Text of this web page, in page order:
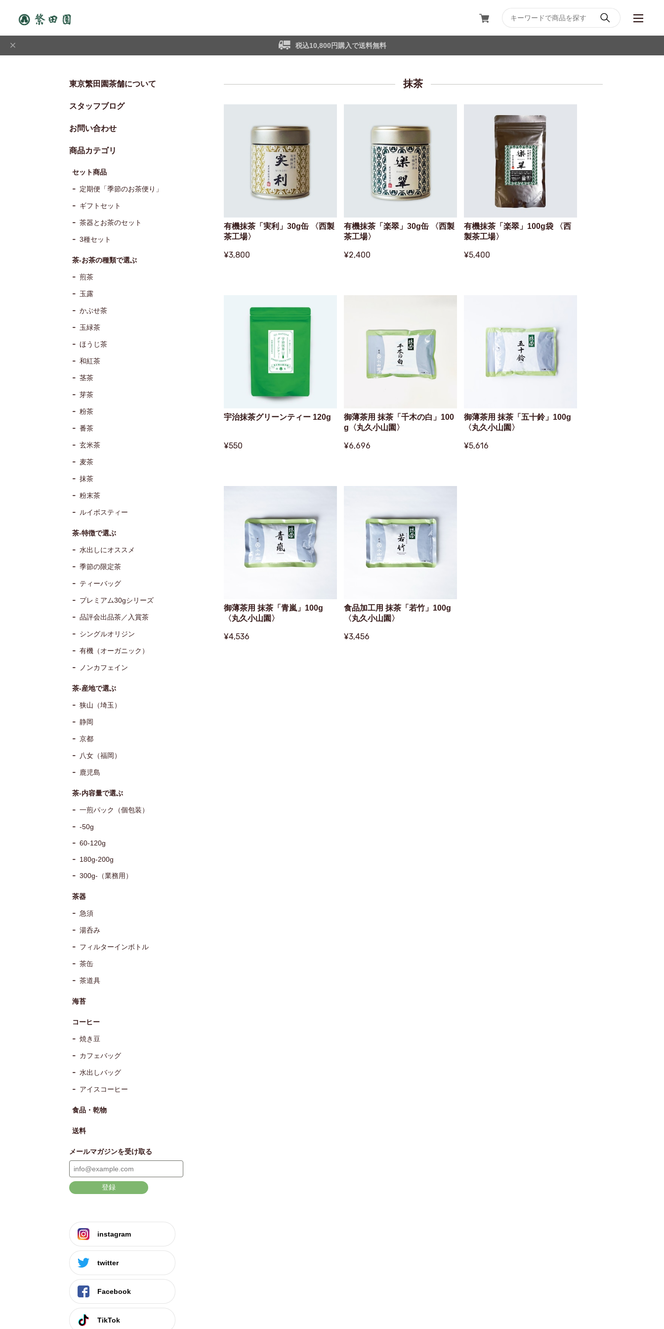
税込10,800円購入で送料無料
東京繁田園茶舗について
スタッフブログ
お問い合わせ
商品カテゴリ
セット商品
定期便「季節のお茶便り」
ギフトセット
茶器とお茶のセット
3種セット
茶-お茶の種類で選ぶ
煎茶
玉露
かぶせ茶
玉緑茶
ほうじ茶
和紅茶
茎茶
芽茶
粉茶
番茶
玄米茶
麦茶
抹茶
粉末茶
ルイボスティー
茶-特徴で選ぶ
水出しにオススメ
季節の限定茶
ティーバッグ
プレミアム30gシリーズ
品評会出品茶／入賞茶
シングルオリジン
有機（オーガニック）
ノンカフェイン
茶-産地で選ぶ
狭山（埼玉）
静岡
京都
八女（福岡）
鹿児島
茶-内容量で選ぶ
一煎パック（個包装）
-50g
60-120g
180g-200g
300g-（業務用）
茶器
急須
湯呑み
フィルターインボトル
茶缶
茶道具
海苔
コーヒー
焼き豆
カフェバッグ
水出しバッグ
アイスコーヒー
食品・乾物
送料
メールマガジンを受け取る
登録
instagram
twitter
Facebook
TikTok
抹茶
有機抹茶「実利」30g缶 〈西製
茶工場〉
¥3,800
有機抹茶「楽翠」30g缶 〈西製
茶工場〉
¥2,400
有機抹茶「楽翠」100g袋 〈西
製茶工場〉
¥5,400
宇治抹茶グリーンティー 120g
¥550
御薄茶用 抹茶「千木の白」100
g〈丸久小山園〉
¥6,696
御薄茶用 抹茶「五十鈴」100g
〈丸久小山園〉
¥5,616
御薄茶用 抹茶「青嵐」100g
〈丸久小山園〉
¥4,536
食品加工用 抹茶「若竹」100g
〈丸久小山園〉
¥3,456